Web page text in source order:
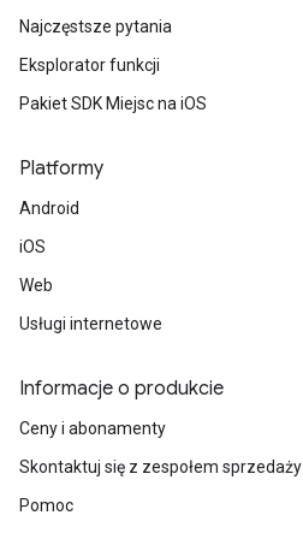
Najczęstsze pytania
Eksplorator funkcji
Pakiet SDK Miejsc na iOS
Platformy
Android
iOS
Web
Usługi internetowe
Informacje o produkcie
Ceny i abonamenty
Skontaktuj się z zespołem sprzedaży
Pomoc